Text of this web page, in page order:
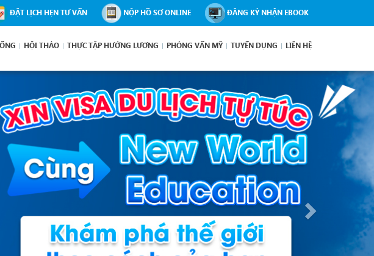
ĐẶT LỊCH HẸN TƯ VẤN NỘP HỒ SƠ ONLINE ĐĂNG KÝ NHẬN EBOOK
HỘI THẢO THỰC TẬP HƯỞNG LƯƠNG PHỎNG VẤN MỸ TUYỂN DỤNG LIÊN HỆ
Next